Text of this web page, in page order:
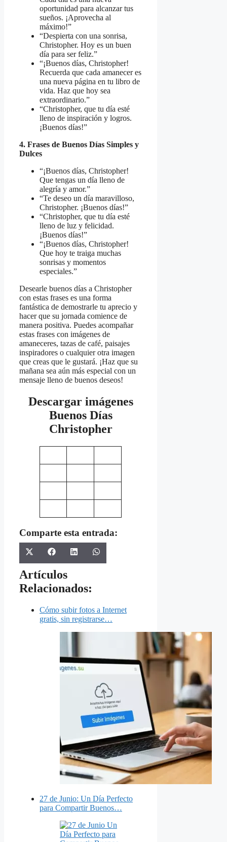
oportunidad para alcanzar tus
sueños. ¡Aprovecha al
máximo!”
“Despierta con una sonrisa,
Christopher. Hoy es un buen
día para ser feliz.”
“¡Buenos días, Christopher!
Recuerda que cada amanecer es
una nueva página en tu libro de
vida. Haz que hoy sea
extraordinario.”
“Christopher, que tu día esté
lleno de inspiración y logros.
¡Buenos días!”
4. Frases de Buenos Días Simples y
Dulces
“¡Buenos días, Christopher!
Que tengas un día lleno de
alegría y amor.”
“Te deseo un día maravilloso,
Christopher. ¡Buenos días!”
“Christopher, que tu día esté
lleno de luz y felicidad.
¡Buenos días!”
“¡Buenos días, Christopher!
Que hoy te traiga muchas
sonrisas y momentos
especiales.”
Desearle buenos días a Christopher
con estas frases es una forma
fantástica de demostrarle tu aprecio y
hacer que su jornada comience de
manera positiva. Puedes acompañar
estas frases con imágenes de
amaneceres, tazas de café, paisajes
inspiradores o cualquier otra imagen
que creas que le gustará. ¡Haz que su
mañana sea aún más especial con un
mensaje lleno de buenos deseos!
Descargar imágenes
Buenos Días
Christopher
Comparte esta entrada:
Share
Share
FacebookShare
LinkedIn
Artículos
Relacionados:
Cómo subir fotos a Internet
gratis, sin registrarse…
27 de Junio: Un Día Perfecto
para Compartir Buenos…